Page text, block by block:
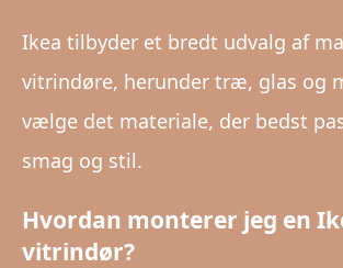
Ikea tilbyder et bredt udvalg af
vitrindøre, herunder træ, glas og
vælge det materiale, der bedst
smag og stil.
Hvordan monterer jeg en
vitrindør?